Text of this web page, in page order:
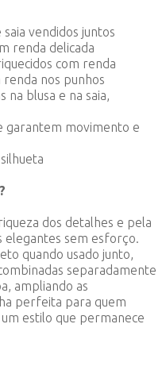
vendidos juntos
renda delicada
com renda
nos punhos
na blusa e na saia,
garantem movimento e
dos detalhes e pela
elegantes sem esforço.
quando usado junto,
separadamente
ampliando as
perfeita para quem
estilo que permanece